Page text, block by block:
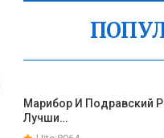
Марибор И Подравский
Лучши…